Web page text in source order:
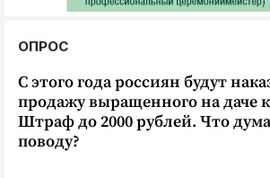
ОПРОС
С этого года россиян будут
продажу выращенного на даче
Штраф до 2000 рублей. Что
поводу?